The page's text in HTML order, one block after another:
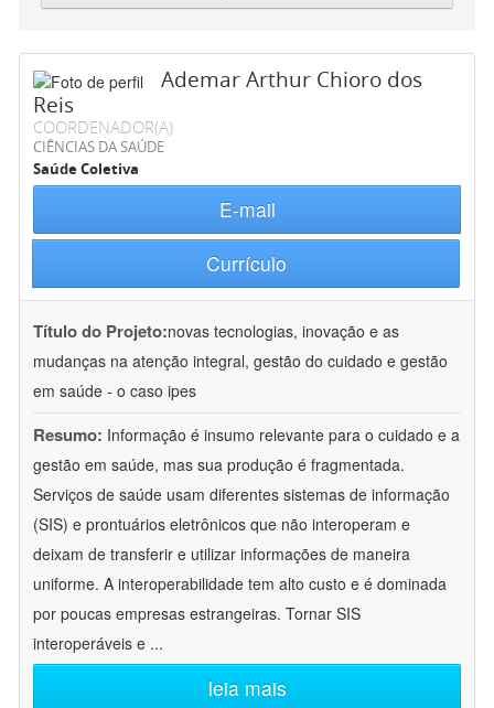
Ademar Arthur Chioro dos
Reis
COORDENADOR(A)
CIÊNCIAS DA SAÚDE
Saúde Coletiva
E-mail
Currículo
Título do Projeto:novas tecnologias, inovação e as
mudanças na atenção integral, gestão do cuidado e gestão
em saúde - o caso ipes
Resumo: Informação é insumo relevante para o cuidado e a
gestão em saúde, mas sua produção é fragmentada.
Serviços de saúde usam diferentes sistemas de informação
(SIS) e prontuários eletrônicos que não interoperam e
deixam de transferir e utilizar informações de maneira
uniforme. A interoperabilidade tem alto custo e é dominada
por poucas empresas estrangeiras. Tornar SIS
interoperáveis e ...
leia mais